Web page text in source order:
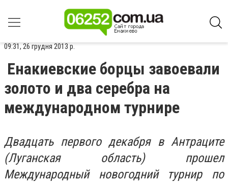
09:31, 26 грудня 2013 р.
Енакиевские борцы завоевали
золото и два серебра на
международном турнире
Двадцать первого декабря в Антраците
(Луганская область) прошел
Международный новогодний турнир по